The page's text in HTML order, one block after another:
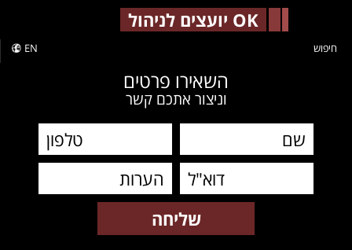
OK יועצים לניהול
EN חיפוש
השאירו פרטים
וניצור אתכם קשר